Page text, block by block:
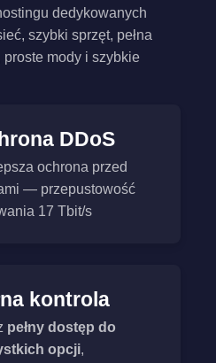
dedykowanych
szybki sprzęt, pełna
mody i szybkie
DDoS
ochrona przed
— przepustowość
17 Tbit/s
kontrola
pełny dostęp do
opcji,